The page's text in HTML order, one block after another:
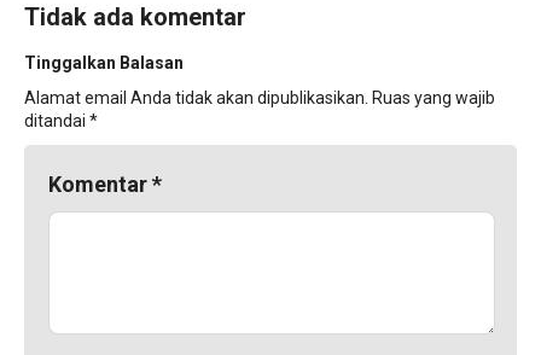
Tidak ada komentar
Tinggalkan Balasan
Alamat email Anda tidak akan dipublikasikan. Ruas yang wajib
ditandai *
Komentar*